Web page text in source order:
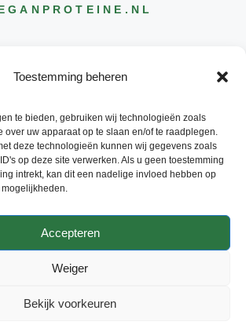
Toestemming beheren
te bieden, gebruiken wij technologieën zoals
over uw apparaat op te slaan en/of te raadplegen.
deze technologieën kunnen wij gegevens zoals
op deze site verwerken. Als u geen toestemming
intrekt, kan dit een nadelige invloed hebben op
Accepteren
Weiger
Bekijk voorkeuren
.NL
CONTACT
VEGANPROTEINE.NL
PRIVACY POLICY
CONTACT